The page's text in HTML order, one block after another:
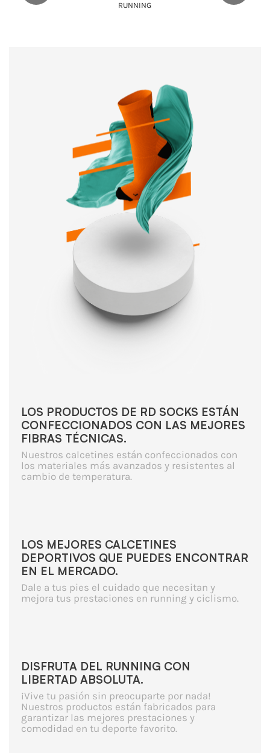
RUNNING
LOS PRODUCTOS DE RD SOCKS ESTÁN
CONFECCIONADOS CON LAS MEJORES
FIBRAS TÉCNICAS.
Nuestros calcetines están confeccionados con
los materiales más avanzados y resistentes al
cambio de temperatura.
LOS MEJORES CALCETINES
DEPORTIVOS QUE PUEDES ENCONTRAR
EN EL MERCADO.
Dale a tus pies el cuidado que necesitan y
mejora tus prestaciones en running y ciclismo.
DISFRUTA DEL RUNNING CON
LIBERTAD ABSOLUTA.
¡Vive tu pasión sin preocuparte por nada!
Nuestros productos están fabricados para
garantizar las mejores prestaciones y
comodidad en tu deporte favorito.